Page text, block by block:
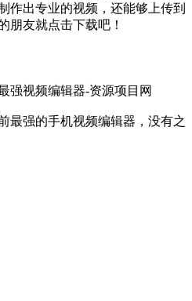
作出专业的视频，还能够上传到
朋友就点击下载吧！
最强的手机视频编辑器，没有之